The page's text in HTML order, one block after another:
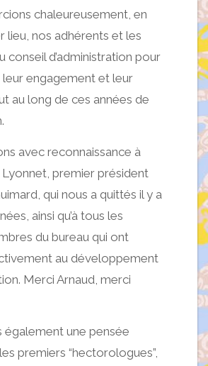
chaleureusement, en
lieu, nos adhérents et les
conseil d’administration pour
engagement et leur
au long de ces années de
avec reconnaissance à
premier président
qui nous a quittés il y a
ainsi qu’à tous les
du bureau qui ont
au développement
Merci Arnaud, merci
également une pensée
premiers “hectorologues”,